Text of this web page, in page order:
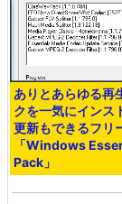
ありとあらゆる再
クを一気にインス
更新もできるフリ
「Windows
Pack」